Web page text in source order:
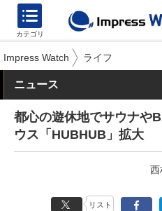
カテゴリ
Impress Watch ライフ
ニュース
都心の遊休地でサウナや
ウス「HUBHUB」拡大
西
リスト